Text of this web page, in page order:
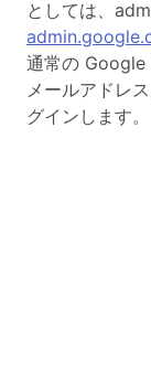
としては、
通常の Google
メールアドレ
グインします。